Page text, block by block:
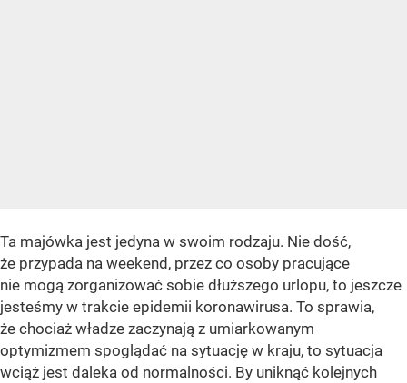
Ta majówka jest jedyna w swoim rodzaju. Nie dość,
że przypada na weekend, przez co osoby pracujące
nie mogą zorganizować sobie dłuższego urlopu, to jeszcze
jesteśmy w trakcie epidemii koronawirusa. To sprawia,
że chociaż władze zaczynają z umiarkowanym
optymizmem spoglądać na sytuację w kraju, to sytuacja
wciąż jest daleka od normalności. By uniknąć kolejnych